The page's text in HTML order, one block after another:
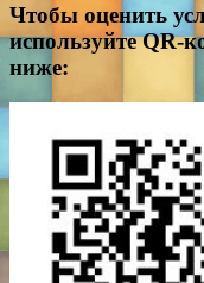
Чтобы оценить
используйте QR-
ниже: